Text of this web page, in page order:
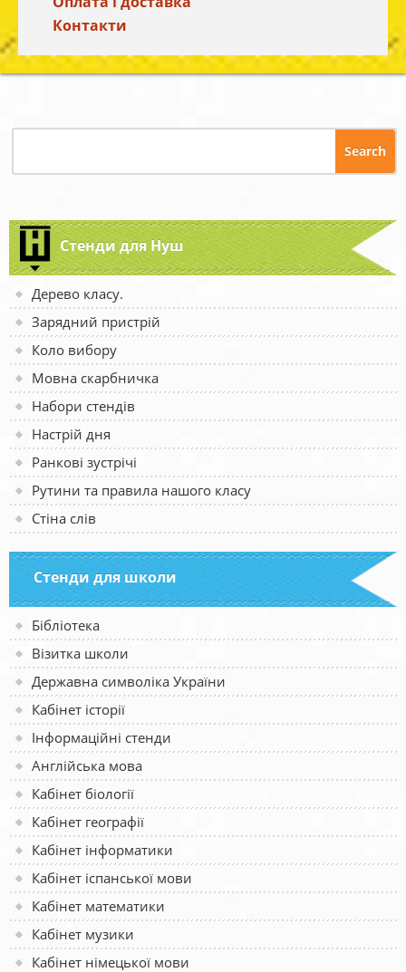
Контакти
Стенди для Нуш
Дерево класу.
Зарядний пристрій
Коло вибору
Мовна скарбничка
Набори стендів
Настрій дня
Ранкові зустрічі
Рутини та правила нашого класу
Стіна слів
Стенди для школи
Бібліотека
Візитка школи
Державна символіка України
Кабінет історії
Інформаційні стенди
Англійська мова
Кабінет біології
Кабінет географії
Кабінет інформатики
Кабінет іспанської мови
Кабінет математики
Кабінет музики
Кабінет німецької мови